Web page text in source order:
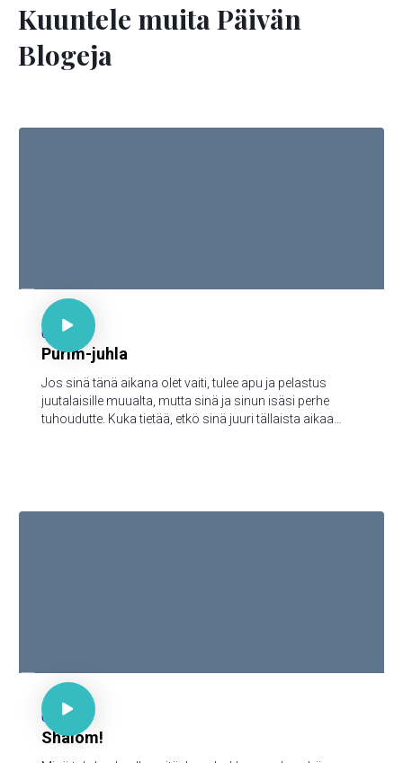
Kuuntele muita Päivän
Blogeja
Est. 4:14

67
Purim-juhla
Jos sinä tänä aikana olet vaiti, tulee apu ja pelastus
juutalaisille muualta, mutta sinä ja sinun isäsi perhe
tuhoudutte. Kuka tietää, etkö sinä juuri tällaista aikaa
Ps 85:9

66
Shalom!